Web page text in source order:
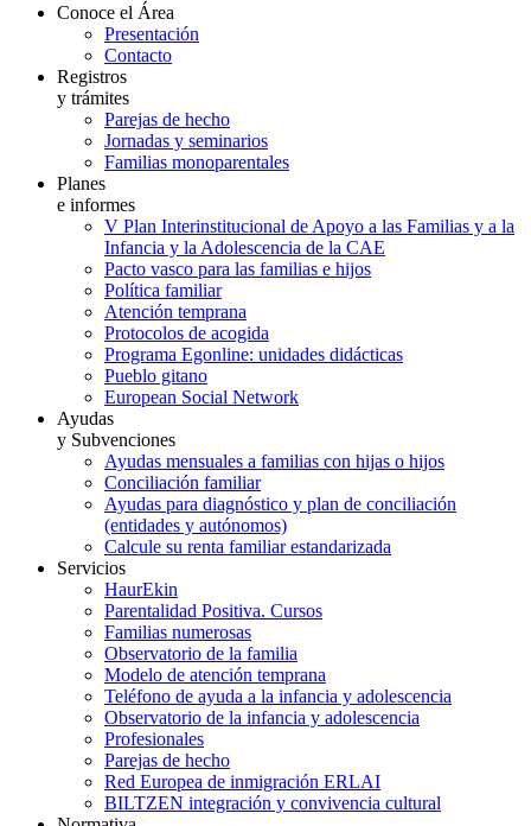
Conoce el Área
Presentación
Contacto
Registros
y trámites
Parejas de hecho
Jornadas y seminarios
Familias monoparentales
Planes
e informes
V Plan Interinstitucional de Apoyo a las Familias y a la
Infancia y la Adolescencia de la CAE
Pacto vasco para las familias e hijos
Política familiar
Atención temprana
Protocolos de acogida
Programa Egonline: unidades didácticas
Pueblo gitano
European Social Network
Ayudas
y Subvenciones
Ayudas mensuales a familias con hijas o hijos
Conciliación familiar
Ayudas para diagnóstico y plan de conciliación
(entidades y autónomos)
Calcule su renta familiar estandarizada
Servicios
HaurEkin
Parentalidad Positiva. Cursos
Familias numerosas
Observatorio de la familia
Modelo de atención temprana
Teléfono de ayuda a la infancia y adolescencia
Observatorio de la infancia y adolescencia
Profesionales
Parejas de hecho
Red Europea de inmigración ERLAI
BILTZEN integración y convivencia cultural